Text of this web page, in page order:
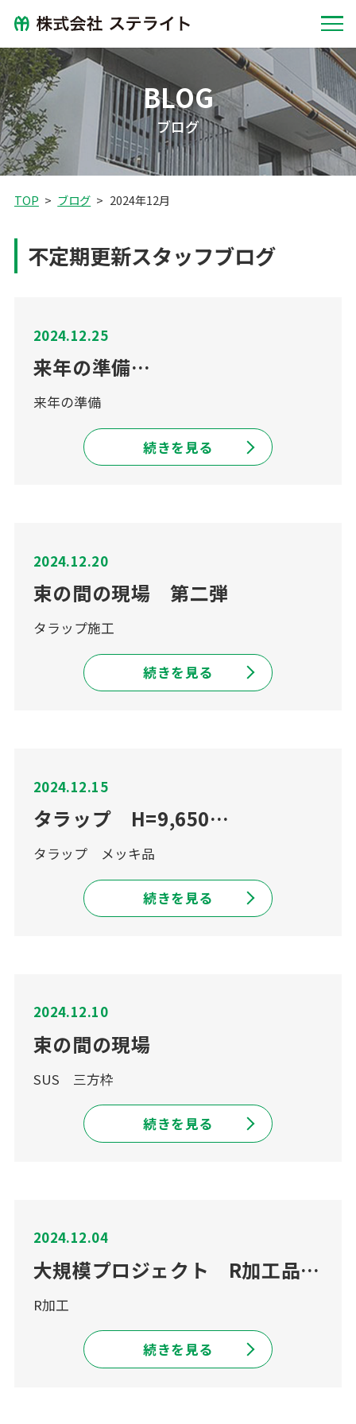
BLOG
ブログ
TOP ブログ 2024年12月
不定期更新スタッフブログ
2024.12.25
来年の準備…
来年の準備
続きを見る
2024.12.20
束の間の現場 第二弾
タラップ施工
続きを見る
2024.12.15
タラップ H=9,650…
タラップ メッキ品
続きを見る
2024.12.10
束の間の現場
SUS 三方枠
続きを見る
2024.12.04
大規模プロジェクト R加工品 続き
R加工
続きを見る